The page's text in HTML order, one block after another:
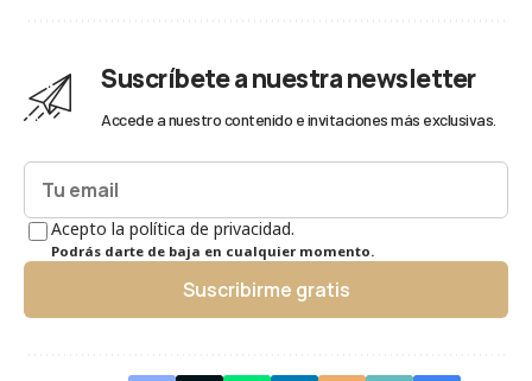
Suscríbete a nuestra newsletter
Accede a nuestro contenido e invitaciones más exclusivas.
Acepto la política de privacidad.
Podrás darte de baja en cualquier momento.
Suscribirme gratis